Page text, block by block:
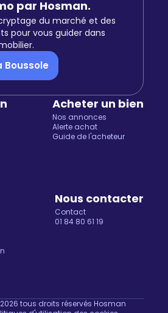
par Hosman.
du marché et des
pour vous guider dans
Boussole
Acheter un bien
Nos annonces
Alerte achat
Guide de l'acheteur
Nous contacter
Contact
01 84 80 61 19
tous droits réservés Hosman